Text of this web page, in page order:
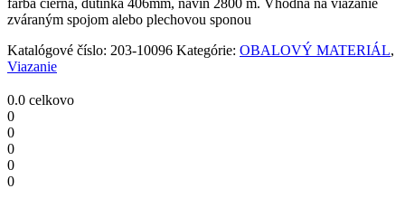
zváraným spojom alebo plechovou sponou
Katalógové číslo: 203-10096 Kategórie: OBALOVÝ MATERIÁL,
Viazanie
0.0 celkovo
0
0
0
0
0